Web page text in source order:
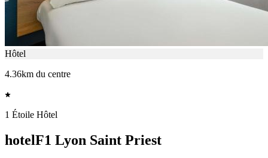
Hôtel
4.36km du centre
1 Étoile Hôtel
hotelF1 Lyon Saint Priest